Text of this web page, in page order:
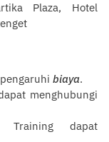
Plaza, Hotel
biaya.
menghubungi
Training dapat